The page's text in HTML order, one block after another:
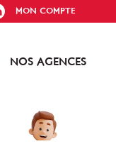
MON COMPTE
NOS AGENCES